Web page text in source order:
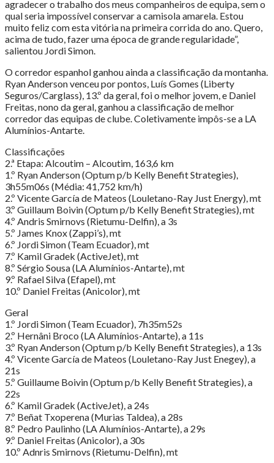
agradecer o trabalho dos meus companheiros de equipa, sem o
qual seria impossível conservar a camisola amarela. Estou
muito feliz com esta vitória na primeira corrida do ano. Quero,
acima de tudo, fazer uma época de grande regularidade”,
salientou Jordi Simon.
O corredor espanhol ganhou ainda a classificação da montanha.
Ryan Anderson venceu por pontos, Luís Gomes (Liberty
Seguros/Carglass), 13.º da geral, foi o melhor jovem, e Daniel
Freitas, nono da geral, ganhou a classificação de melhor
corredor das equipas de clube. Coletivamente impôs-se a LA
Alumínios-Antarte.
Classificações
2.ª Etapa: Alcoutim – Alcoutim, 163,6 km
1.º Ryan Anderson (Optum p/b Kelly Benefit Strategies),
3h55m06s (Média: 41,752 km/h)
2.º Vicente García de Mateos (Louletano-Ray Just Energy), mt
3.º Guillaum Boivin (Optum p/b Kelly Benefit Strategies), mt
4.º Andris Smirnovs (Rietumu-Delfin), a 3s
5.º James Knox (Zappi’s), mt
6.º Jordi Simon (Team Ecuador), mt
7.º Kamil Gradek (ActiveJet), mt
8.º Sérgio Sousa (LA Alumínios-Antarte), mt
9.º Rafael Silva (Efapel), mt
10.º Daniel Freitas (Anicolor), mt
Geral
1.º Jordi Simon (Team Ecuador), 7h35m52s
2.º Hernâni Broco (LA Alumínios-Antarte), a 11s
3.º Ryan Anderson (Optum p/b Kelly Benefit Strategies), a 13s
4.º Vicente García de Mateos (Louletano-Ray Just Enegey), a
21s
5.º Guillaume Boivin (Optum p/b Kelly Benefit Strategies), a
22s
6.º Kamil Gradek (ActiveJet), a 24s
7.º Beñat Txoperena (Murias Taldea), a 28s
8.º Pedro Paulinho (LA Alumínios-Antarte), a 29s
9.º Daniel Freitas (Anicolor), a 30s
10.º Adnris Smirnovs (Rietumu-Delfin), mt